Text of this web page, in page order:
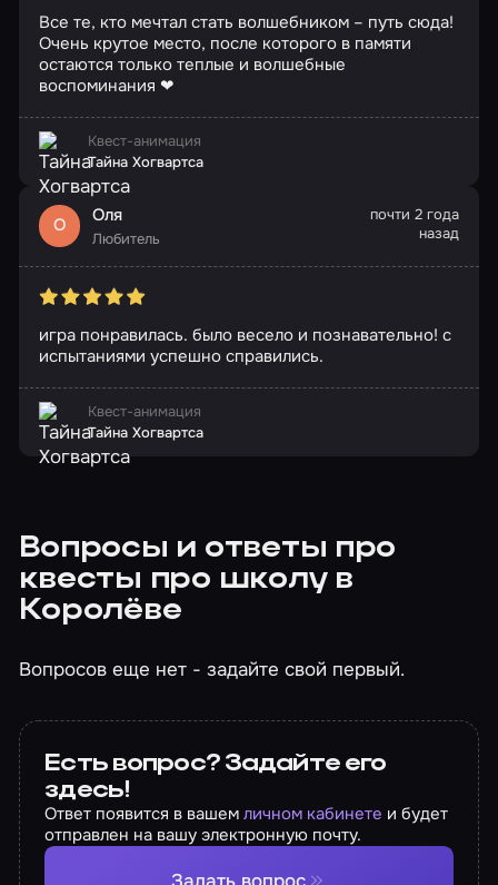
Все те, кто мечтал стать волшебником – путь сюда!
Очень крутое место, после которого в памяти
остаются только теплые и волшебные
воспоминания ❤
Квест-анимация
Тайна Хогвартса
О Оля
Любитель
почти 2 года
назад
игра понравилась. было весело и познавательно! с
испытаниями успешно справились.
Квест-анимация
Тайна Хогвартса
Вопросы и ответы про
квесты про школу в
Королёве
Вопросов еще нет - задайте свой первый.
Есть вопрос? Задайте его
здесь!
Ответ появится в вашемличном кабинете и будет
отправлен на вашу электронную почту.